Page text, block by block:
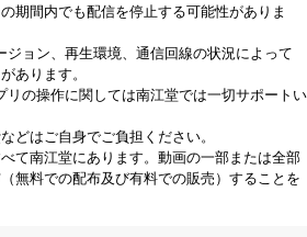
期間内でも配信を停止する可能性がありま
ジョン、再生環境、通信回線の状況によって
あります。
リの操作に関しては南江堂では一切サポートい
どはご自身でご負担ください。
て南江堂にあります。動画の一部または全部
無料での配布及び有料での販売）することを